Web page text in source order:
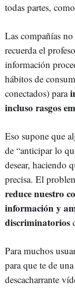
todas partes,
Las compañías
recuerda el
información
hábitos de
conectados) para
incluso rasgos
Eso supone que
de “anticipar lo
desear, haciendo
precisa. El
reduce nuestro
información y
discriminatorios
Para muchos
para que te de
descacharrante